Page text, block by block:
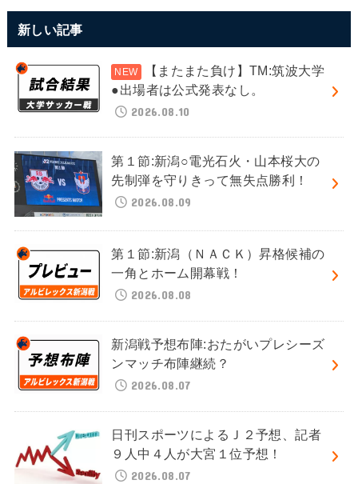
新しい記事
【またまた負け】TM:筑波大学
●出場者は公式発表なし。
2026.08.10
第１節:新潟○電光石火・山本桜大の
先制弾を守りきって無失点勝利！
2026.08.09
第１節:新潟（ＮＡＣＫ）昇格候補の
一角とホーム開幕戦！
2026.08.08
新潟戦予想布陣:おたがいプレシーズ
ンマッチ布陣継続？
2026.08.07
日刊スポーツによるＪ２予想、記者
９人中４人が大宮１位予想！
2026.08.07